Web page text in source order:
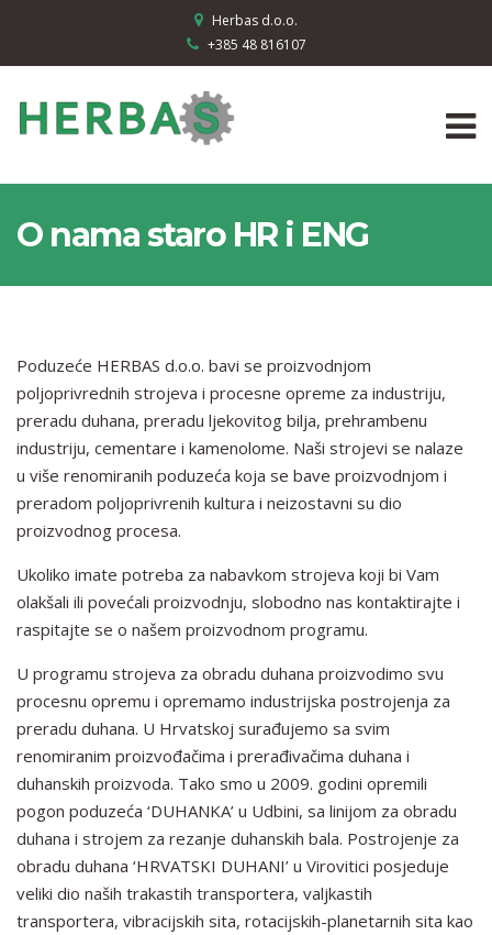
Herbas d.o.o.
+385 48 816107
O nama staro HR i ENG
Poduzeće HERBAS d.o.o. bavi se proizvodnjom
poljoprivrednih strojeva i procesne opreme za industriju,
preradu duhana, preradu ljekovitog bilja, prehrambenu
industriju, cementare i kamenolome. Naši strojevi se nalaze
u više renomiranih poduzeća koja se bave proizvodnjom i
preradom poljoprivrenih kultura i neizostavni su dio
proizvodnog procesa.
Ukoliko imate potreba za nabavkom strojeva koji bi Vam
olakšali ili povećali proizvodnju, slobodno nas kontaktirajte i
raspitajte se o našem proizvodnom programu.
U programu strojeva za obradu duhana proizvodimo svu
procesnu opremu i opremamo industrijska postrojenja za
preradu duhana. U Hrvatskoj surađujemo sa svim
renomiranim proizvođačima i prerađivačima duhana i
duhanskih proizvoda. Tako smo u 2009. godini opremili
pogon poduzeća ‘DUHANKA’ u Udbini, sa linijom za obradu
duhana i strojem za rezanje duhanskih bala. Postrojenje za
obradu duhana ‘HRVATSKI DUHANI’ u Virovitici posjeduje
veliki dio naših trakastih transportera, valjkastih
transportera, vibracijskih sita, rotacijskih-planetarnih sita kao